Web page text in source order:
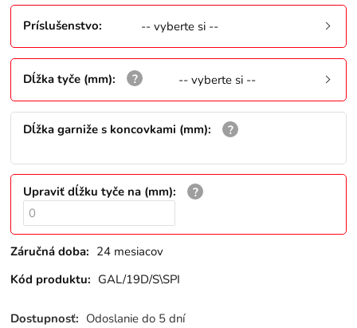
Príslušenstvo: -- vyberte si --
Dĺžka tyče (mm): -- vyberte si --
Dĺžka garniže s koncovkami (mm):
Upraviť dĺžku tyče na (mm):
Záručná doba: 24 mesiacov
Kód produktu: GAL/19D/S\SPI
Dostupnosť: Odoslanie do 5 dní